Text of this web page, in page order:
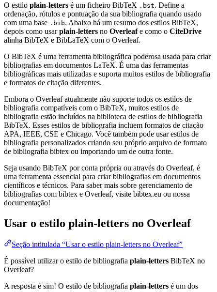
O estilo plain-letters é um ficheiro BibTeX .bst. Define a
ordenação, rótulos e pontuação da sua bibliografia quando usado
com uma base .bib. Abaixo há um resumo dos estilos BibTeX,
depois como usarplain-letters no Overleafe como o CiteDrive
alinha BibTeX e BibLaTeX com o Overleaf.
O BibTeX é uma ferramenta bibliográfica poderosa usada para criar
bibliografias em documentos LaTeX. É uma das ferramentas
bibliográficas mais utilizadas e suporta muitos estilos de bibliografia
e formatos de citação diferentes.
Embora o Overleaf atualmente não suporte todos os estilos de
bibliografia compatíveis com o BibTeX, muitos estilos de
bibliografia estão incluídos na biblioteca de estilos de bibliografia
BibTeX. Esses estilos de bibliografia incluem formatos de citação
APA, IEEE, CSE e Chicago. Você também pode usar estilos de
bibliografia personalizados criando seu próprio arquivo de formato
de bibliografia bibtex ou importando um de outra fonte.
Seja usando BibTeX por conta própria ou através do Overleaf, é
uma ferramenta essencial para criar bibliografias em documentos
científicos e técnicos. Para saber mais sobre gerenciamento de
bibliografias com bibtex e Overleaf, visite bibtex.eu ou nossa
documentação!
Usar o estilo plain-letters no Overleaf
Seção intitulada “Usar o estilo plain-letters no Overleaf”
É possível utilizar o estilo de bibliografia plain-letters BibTeX no
Overleaf?
A resposta é sim! O estilo de bibliografia plain-letters é um dos